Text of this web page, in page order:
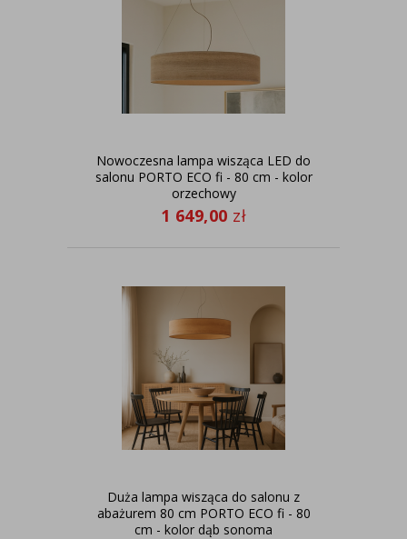
Nowoczesna lampa wisząca LED do
salonu PORTO ECO fi - 80 cm - kolor
orzechowy
1 649,00 zł
Duża lampa wisząca do salonu z
abażurem 80 cm PORTO ECO fi - 80
cm - kolor dąb sonoma